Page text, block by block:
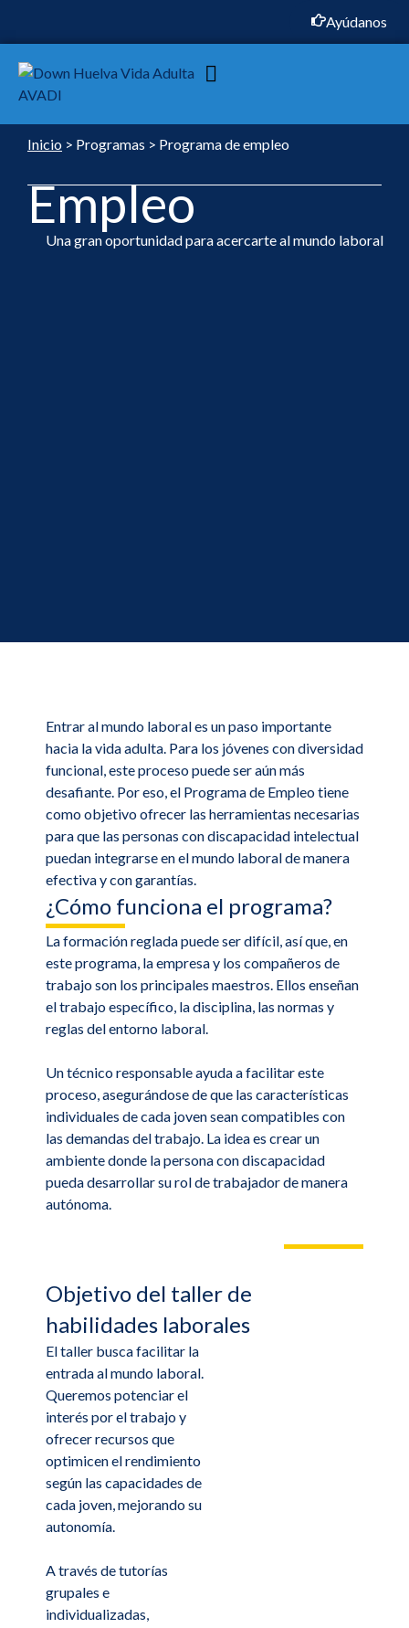
Ayúdanos
Inicio > Programas > Programa de empleo
Empleo
Una gran oportunidad para acercarte al mundo laboral
Entrar al mundo laboral es un paso importante
hacia la vida adulta. Para los jóvenes con diversidad
funcional, este proceso puede ser aún más
desafiante. Por eso, el Programa de Empleo tiene
como objetivo ofrecer las herramientas necesarias
para que las personas con discapacidad intelectual
puedan integrarse en el mundo laboral de manera
efectiva y con garantías.
¿Cómo funciona el programa?
La formación reglada puede ser difícil, así que, en
este programa, la empresa y los compañeros de
trabajo son los principales maestros. Ellos enseñan
el trabajo específico, la disciplina, las normas y
reglas del entorno laboral.
Un técnico responsable ayuda a facilitar este
proceso, asegurándose de que las características
individuales de cada joven sean compatibles con
las demandas del trabajo. La idea es crear un
ambiente donde la persona con discapacidad
pueda desarrollar su rol de trabajador de manera
autónoma.
Objetivo del taller de
habilidades laborales
El taller busca facilitar la
entrada al mundo laboral.
Queremos potenciar el
interés por el trabajo y
ofrecer recursos que
optimicen el rendimiento
según las capacidades de
cada joven, mejorando su
autonomía.
A través de tutorías
grupales e
individualizadas,